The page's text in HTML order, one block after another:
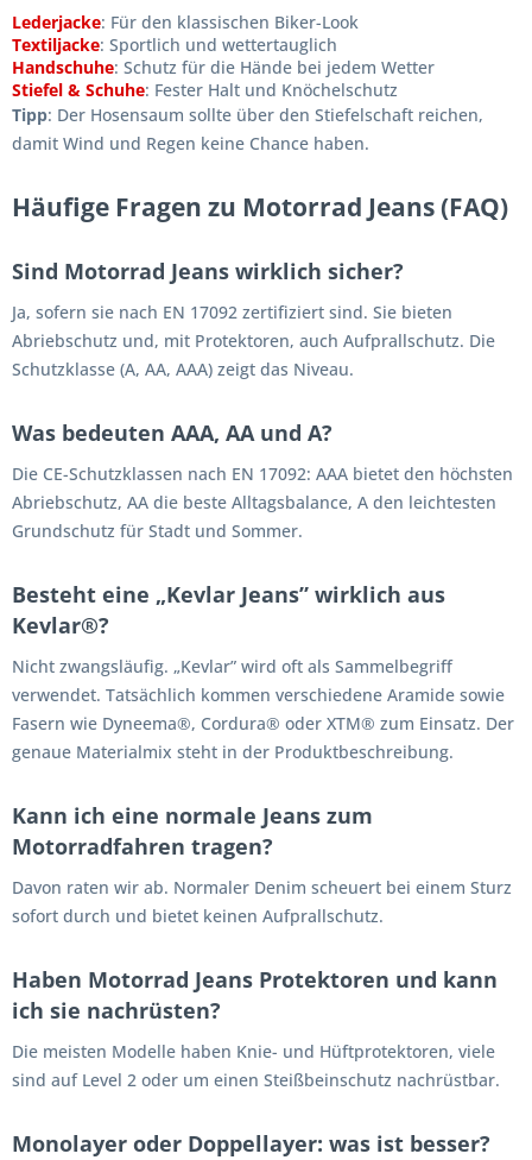
Lederjacke: Für den klassischen Biker-Look
Textiljacke: Sportlich und wettertauglich
Handschuhe: Schutz für die Hände bei jedem Wetter
Stiefel & Schuhe: Fester Halt und Knöchelschutz
Tipp: Der Hosensaum sollte über den Stiefelschaft reichen,
damit Wind und Regen keine Chance haben.
Häufige Fragen zu Motorrad Jeans (FAQ)
Sind Motorrad Jeans wirklich sicher?
Ja, sofern sie nach EN 17092 zertifiziert sind. Sie bieten
Abriebschutz und, mit Protektoren, auch Aufprallschutz. Die
Schutzklasse (A, AA, AAA) zeigt das Niveau.
Was bedeuten AAA, AA und A?
Die CE-Schutzklassen nach EN 17092: AAA bietet den höchsten
Abriebschutz, AA die beste Alltagsbalance, A den leichtesten
Grundschutz für Stadt und Sommer.
Besteht eine „Kevlar Jeans” wirklich aus
Kevlar®?
Nicht zwangsläufig. „Kevlar” wird oft als Sammelbegriff
verwendet. Tatsächlich kommen verschiedene Aramide sowie
Fasern wie Dyneema®, Cordura® oder XTM® zum Einsatz. Der
genaue Materialmix steht in der Produktbeschreibung.
Kann ich eine normale Jeans zum
Motorradfahren tragen?
Davon raten wir ab. Normaler Denim scheuert bei einem Sturz
sofort durch und bietet keinen Aufprallschutz.
Haben Motorrad Jeans Protektoren und kann
ich sie nachrüsten?
Die meisten Modelle haben Knie- und Hüftprotektoren, viele
sind auf Level 2 oder um einen Steißbeinschutz nachrüstbar.
Monolayer oder Doppellayer: was ist besser?